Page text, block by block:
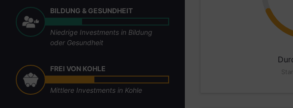
BILDUNG & GESUNDHEIT
Niedrige Investments in Bildung
oder Gesundheit
FREI VON KOHLE
Mittlere Investments in Kohle